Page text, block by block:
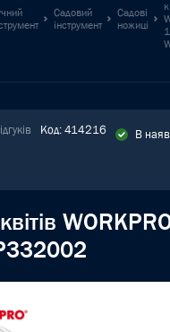
Садовий
інструмент
Садові
ножиці
Код: 414216 В